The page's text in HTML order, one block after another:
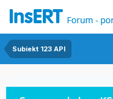
Subiekt 123 API